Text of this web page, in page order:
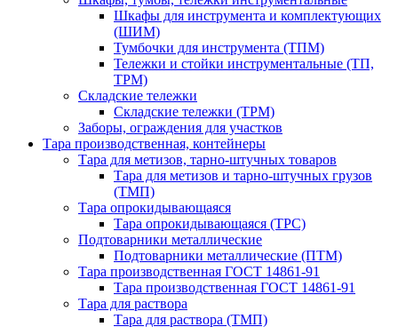
Шкафы для инструмента и комплектующих
(ШИМ)
Тумбочки для инструмента (ТПМ)
Тележки и стойки инструментальные (ТП,
ТРМ)
Складские тележки
Складские тележки (ТРМ)
Заборы, ограждения для участков
Тара производственная, контейнеры
Тара для метизов, тарно-штучных товаров
Тара для метизов и тарно-штучных грузов
(ТМП)
Тара опрокидывающаяся
Тара опрокидывающаяся (ТРС)
Подтоварники металлические
Подтоварники металлические (ПТМ)
Тара производственная ГОСТ 14861-91
Тара производственная ГОСТ 14861-91
Тара для раствора
Тара для раствора (ТМП)